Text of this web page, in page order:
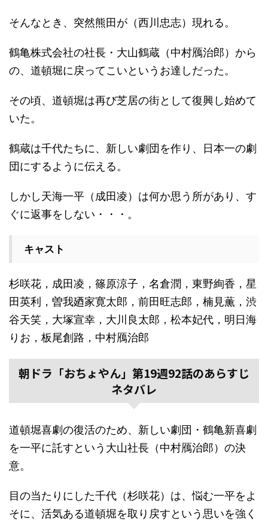
そんなとき、突然熊田が（西川忠志）現れる。
鶴亀株式会社の社長・大山鶴蔵（中村鴈治郎）から
の、道頓堀に戻ってこいというお達しだった。
その頃、道頓堀は再び芝居の街として復興し始めて
いた。
鶴蔵は千代たちに、新しい劇団を作り、日本一の劇
団にするように伝える。
しかし天海一平（成田凌）は何か思う所があり、す
ぐに返事をしない・・・。
キャスト
杉咲花，成田凌，篠原涼子，名倉潤，東野絢香，星
田英利，曽我廼家寛太郎，前田旺志郎，楠見薫，渋
谷天笑，大塚宣幸，大川良太郎，松本妃代，明日海
りお，板尾創路，中村鴈治郎
朝ドラ「おちょやん」第19週92話のあらすじ
ネタバレ
道頓堀喜劇の復活のため、新しい劇団・鶴亀新喜劇
を一平に託すという大山社長（中村鴈治郎）の決
意。
目の当たりにした千代（杉咲花）は、悩む一平をよ
そに、活気ある道頓堀を取り戻すという思いを強く